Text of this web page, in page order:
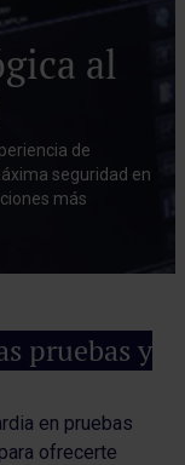
al
de
seguridad en
más
pruebas y
en pruebas
ofrecerte